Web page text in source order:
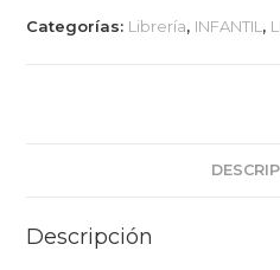
Categorías: Librería, INFANTIL ,
Descripción